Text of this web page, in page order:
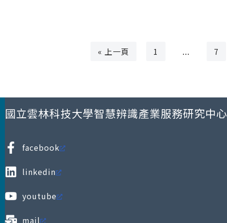
« 上一頁 1 ... 7
國立雲林科技大學智慧辨識產業服務研究中心
facebook
linkedin
youtube
mail